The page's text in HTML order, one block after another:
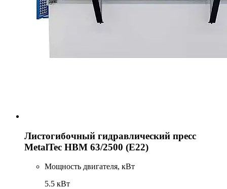
Листогибочный гидравлический пресс
MetalTec HBM 63/2500 (E22)
Мощность двигателя, кВт
5.5 кВт